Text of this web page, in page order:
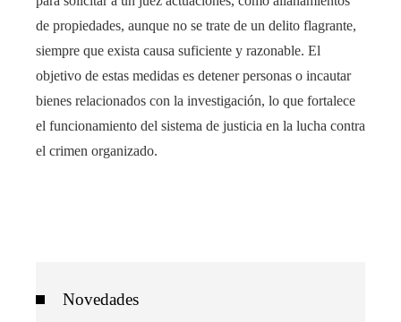
de propiedades, aunque no se trate de un delito flagrante,
siempre que exista causa suficiente y razonable. El
objetivo de estas medidas es detener personas o incautar
bienes relacionados con la investigación, lo que fortalece
el funcionamiento del sistema de justicia en la lucha contra
el crimen organizado.
Novedades